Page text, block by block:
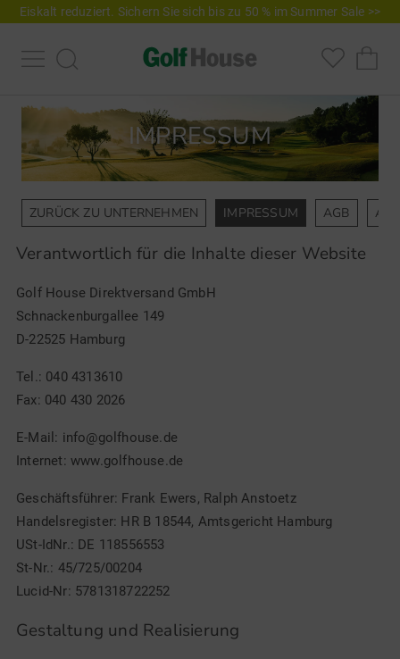
Eiskalt reduziert. Sichern Sie sich bis zu 50 % im Summer Sale >>
IMPRESSUM
ZURÜCK ZU UNTERNEHMEN IMPRESSUM AGB
Verantwortlich für die Inhalte dieser Website
Golf House Direktversand GmbH
Schnackenburgallee 149
D-22525 Hamburg
Tel.: 040 4313610
Fax: 040 430 2026
E-Mail: info@golfhouse.de
Internet:www.golfhouse.de
Geschäftsführer: Frank Ewers, Ralph Anstoetz
Handelsregister: HR B 18544, Amtsgericht Hamburg
USt-IdNr.: DE 118556553
St-Nr.: 45/725/00204
Lucid-Nr: 5781318722252
Gestaltung und Realisierung